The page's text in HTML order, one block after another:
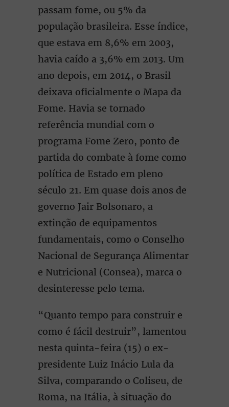
passam fome, ou 5% da
população brasileira. Esse índice,
que estava em 8,6% em 2003,
havia caído a 3,6% em 2013. Um
ano depois, em 2014, o Brasil
deixava oficialmente o Mapa da
Fome. Havia se tornado
referência mundial com o
programa Fome Zero, ponto de
partida do combate à fome como
política de Estado em pleno
século 21. Em quase dois anos de
governo Jair Bolsonaro, a
extinção de equipamentos
fundamentais, como o Conselho
Nacional de Segurança Alimentar
e Nutricional (Consea), marca o
desinteresse pelo tema.
“Quanto tempo para construir e
como é fácil destruir”, lamentou
nesta quinta-feira (15) o ex-
presidente Luiz Inácio Lula da
Silva, comparando o Coliseu, de
Roma, na Itália, à situação do